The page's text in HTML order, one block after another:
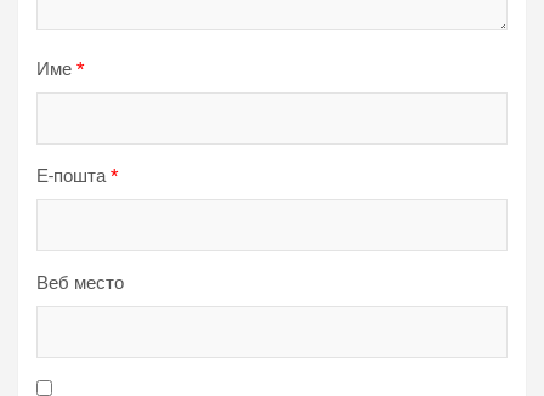
Име *
Е-пошта*
Веб место